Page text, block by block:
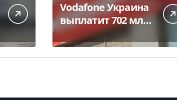
Vodafone Украина
выплатит 702 млн
грн дивидендов —
Delo.ua